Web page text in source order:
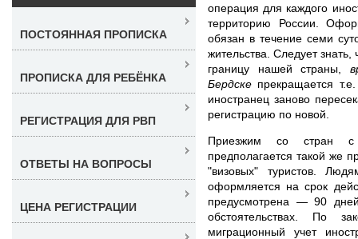
операция для каждого
территорию России.
обязан в течение семи
жительства. Следует
границу нашей страны,
Бердске прекращается
иностранец заново
регистрацию по новой.
Приезжим со стран
предполагается такой же
"визовых" туристов.
оформляется на срок
предусмотрена — 90
обстоятельствах. По
миграционный учет
ПОСТОЯННАЯ ПРОПИСКА
ПРОПИСКА ДЛЯ РЕБЁНКА
РЕГИСТРАЦИЯ ДЛЯ РВП
ОТВЕТЫ НА ВОПРОСЫ
ЦЕНА РЕГИСТРАЦИИ